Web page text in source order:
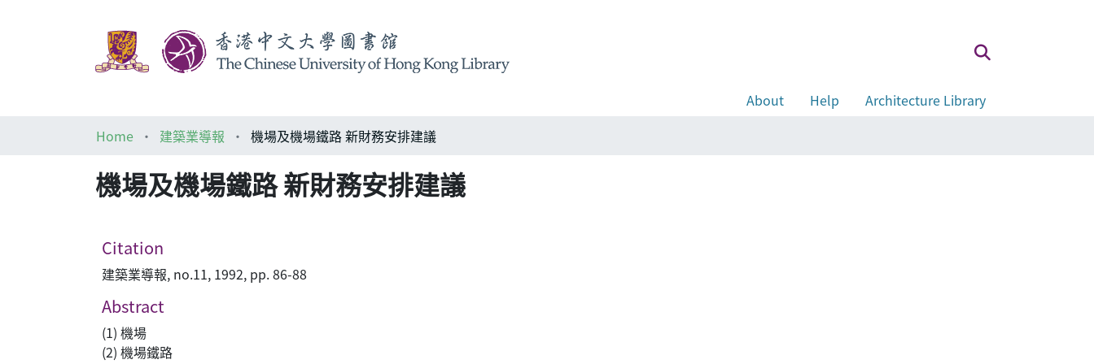
About Help
Architecture Library
Home
建築業導報 機場及機場鐵路 新財務安排建議
機場及機場鐵路 新財務安排建議
Citation
建築業導報, no.11, 1992, pp. 86-88
Abstract
(1) 機場
(2) 機場鐵路